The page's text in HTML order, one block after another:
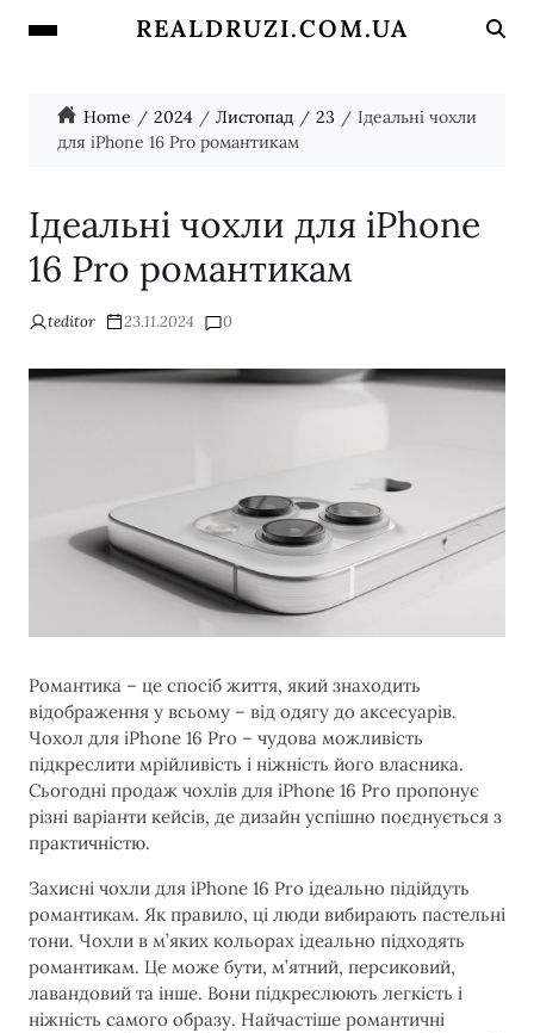
REALDRUZI.COM.UA
Home 2024 Листопад 23
Ідеальні чохли
для iPhone 16 Pro романтикам
Ідеальні чохли для iPhone
16 Pro романтикам
teditor 23.11.2024 0
Романтика – це спосіб життя, який знаходить
відображення у всьому – від одягу до аксесуарів.
Чохол для iPhone 16 Pro – чудова можливість
підкреслити мрійливість і ніжність його власника.
Сьогодні продаж чохлів для iPhone 16 Pro пропонує
різні варіанти кейсів, де дизайн успішно поєднується з
практичністю.
Захисні чохли для iPhone 16 Pro ідеально підійдуть
романтикам. Як правило, ці люди вибирають пастельні
тони. Чохли в м’яких кольорах ідеально підходять
романтикам. Це може бути, м’ятний, персиковий,
лавандовий та інше. Вони підкреслюють легкість і
ніжність самого образу. Найчастіше романтичні